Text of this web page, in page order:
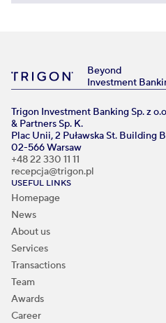
Beyond
Investment
Trigon Investment Banking Sp. z
& Partners Sp. K.
Plac Unii, 2 Puławska St. Building
02-566 Warsaw
+48 22 330 11 11
recepcja@trigon.pl
USEFUL LINKS
Homepage
News
About us
Services
Transactions
Team
Awards
Career